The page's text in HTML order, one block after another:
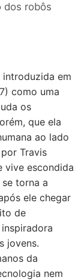
dos robôs
introduzida em
como uma
os
que ela
ao lado
Travis
vive escondida
torna a
ele chegar
de
jovens.
da
nem